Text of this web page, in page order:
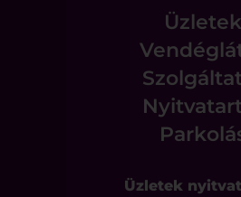
Üzletek
Üzletek